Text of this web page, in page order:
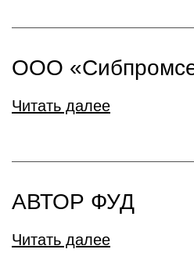
ООО
Читать далее
АВТОР ФУД
Читать далее